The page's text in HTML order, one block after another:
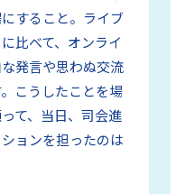
すること。ライブ
比べて、オンライ
発言や思わぬ交流
こうしたことを場
て、当日、司会進
ョンを担ったのは